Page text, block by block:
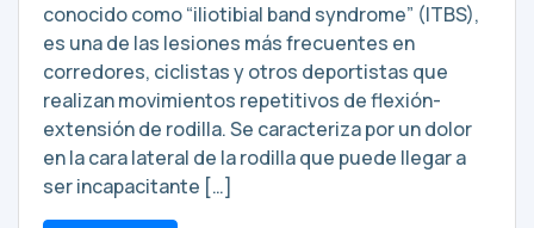
conocido como “iliotibial band syndrome” (ITBS),
es una de las lesiones más frecuentes en
corredores, ciclistas y otros deportistas que
realizan movimientos repetitivos de flexión-
extensión de rodilla. Se caracteriza por un dolor
en la cara lateral de la rodilla que puede llegar a
ser incapacitante […]